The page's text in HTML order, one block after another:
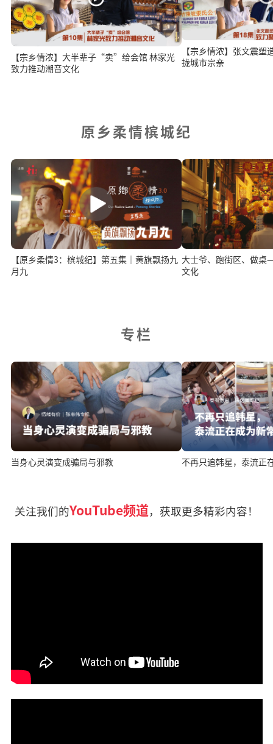
【宗乡情浓】大半辈子“卖”给会馆 林家光
致力推动潮音文化
【宗乡情浓】张文震
拢城市宗亲
原乡柔情槟城纪
【原乡柔情3：槟城纪】第五集｜黄旗飘扬九
月九
大士爷、跑街区、做桌
文化
专栏
当身心灵演变成骗局与邪教 不再只追韩星，泰流正
关注我们的YouTube频道，获取更多精彩内容！